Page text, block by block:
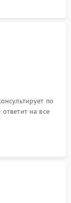
по
на все